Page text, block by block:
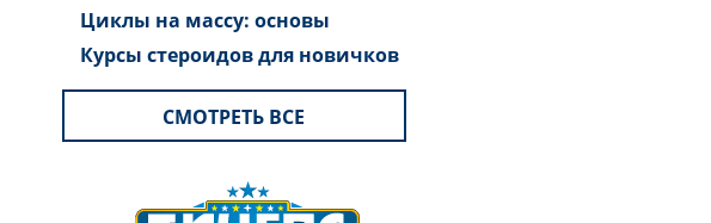
Циклы на массу: основы
Курсы стероидов для новичков
СМОТРЕТЬ ВСЕ